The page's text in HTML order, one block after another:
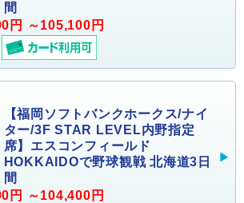
間
円 ～105,100円
【福岡ソフトバンクホークス/ナイ
ター/3F STAR LEVEL内野指定
席】エスコンフィールド
HOKKAIDOで野球観戦 北海道3日
間
円 ～104,400円